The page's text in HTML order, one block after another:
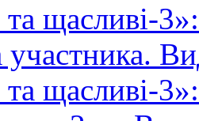
та щасливі-
участника.
та щасливі-